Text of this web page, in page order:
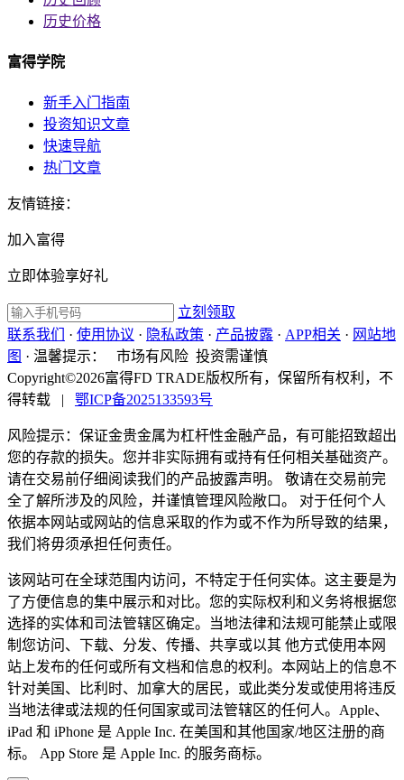
历史价格
富得学院
新手入门指南
投资知识文章
快速导航
热门文章
友情链接：
加入富得
立即体验享好礼
立刻领取
联系我们
· 使用协议 · 隐私政策 · 产品披露 · APP相关 · 网站地
图 · 温馨提示：
市场有风险 投资需谨慎
Copyright©2026富得FD TRADE版权所有，保留所有权利，不
得转载
| 鄂ICP备2025133593号
风险提示：保证金贵金属为杠杆性金融产品，有可能招致超出
您的存款的损失。您并非实际拥有或持有任何相关基础资产。
请在交易前仔细阅读我们的产品披露声明。 敬请在交易前完
全了解所涉及的风险，并谨慎管理风险敞口。 对于任何个人
依据本网站或网站的信息采取的作为或不作为所导致的结果，
我们将毋须承担任何责任。
该网站可在全球范围内访问，不特定于任何实体。这主要是为
了方便信息的集中展示和对比。您的实际权利和义务将根据您
选择的实体和司法管辖区确定。当地法律和法规可能禁止或限
制您访问、下载、分发、传播、共享或以其 他方式使用本网
站上发布的任何或所有文档和信息的权利。本网站上的信息不
针对美国、比利时、加拿大的居民，或此类分发或使用将违反
当地法律或法规的任何国家或司法管辖区的任何人。Apple、
iPad 和 iPhone 是 Apple Inc. 在美国和其他国家/地区注册的商
标。 App Store 是 Apple Inc. 的服务商标。